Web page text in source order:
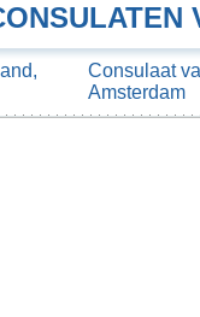
Consulaat
Amsterdam